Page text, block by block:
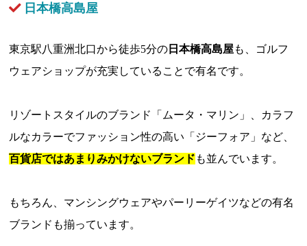
日本橋高島屋
東京駅八重洲北口から徒歩5分の 日本橋高島屋も、ゴルフ
ウェアショップが充実していることで有名です。
リゾートスタイルのブランド「ムータ・マリン」、カラフ
ルなカラーでファッション性の高い「ジーフォア」など、
百貨店ではあまりみかけないブランド も並んでいます。
もちろん、マンシングウェアやパーリーゲイツなどの有名
ブランドも揃っています。